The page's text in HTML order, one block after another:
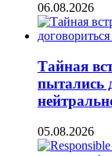
06.08.2026
Тайная
пытались
05.08.2026